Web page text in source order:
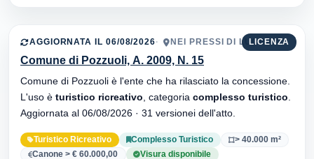
LICENZA
AGGIORNATA IL 06/08/2026 NEI PRESSI DI LUCRINO
Comune di Pozzuoli, A. 2009, N. 15
Comune di Pozzuoli è l'ente che ha rilasciato la concessione.
L'uso è turistico ricreativo , categoria complesso turistico
Aggiornata al 06/08/2026 · 31 versionei dell'atto.
Turistico Ricreativo Complesso Turistico
> 40.000 m²
Canone > € 60.000,00
Visura disponibile